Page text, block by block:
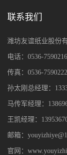
联系我们
潍坊友谊纸业股份
电话：0536-7590216
传真：0536-7590222
孙太刚总经理：
马传军经理：
王凯经理：
邮箱：
官网：